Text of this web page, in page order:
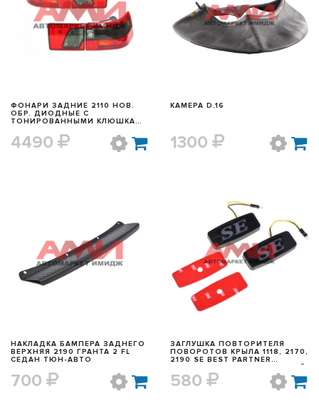
БЫСТРЫЙ ПРОСМОТР
ФОНАРИ ЗАДНИЕ 2110 НОВ.
ОБР. ДИОДНЫЕ С
ТОНИРОВАННЫМИ КЛЮШКАМИ
4490
БЫСТРЫЙ ПРОСМОТР
КАМЕРА D.16
1300
БЫСТРЫЙ ПРОСМОТР
НАКЛАДКА БАМПЕРА ЗАДНЕГО
ВЕРХНЯЯ 2190 ГРАНТА 2 FL
СЕДАН ТЮН-АВТО
700
БЫСТРЫЙ ПРОСМОТР
ЗАГЛУШКА ПОВТОРИТЕЛЯ
ПОВОРОТОВ КРЫЛА 1118, 2170,
2190 SE BEST PARTNER
СВЕТОДИОД.ЧЕРНАЯ (ЖЕЛТЫЙ
СВЕТ)
580